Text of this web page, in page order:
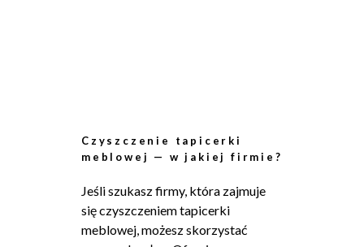
Czyszczenie tapicerki
meblowej — w jakiej firmie?
Jeśli szukasz firmy, która zajmuje
się czyszczeniem tapicerki
meblowej, możesz skorzystać